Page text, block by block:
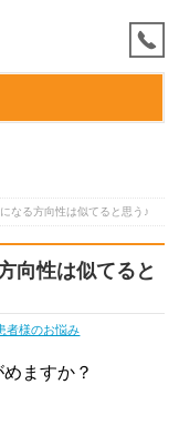
なる方向性は似てると思う♪
向性は似てると
者様のお悩み
ますか？